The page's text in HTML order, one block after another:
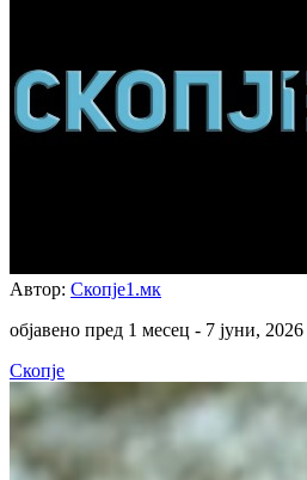
Автор: Скопје1.мк
објавено пред 1 месец - 7 јуни, 2026
Скопје